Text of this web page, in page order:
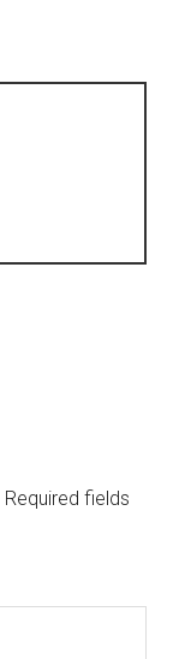
Required fields